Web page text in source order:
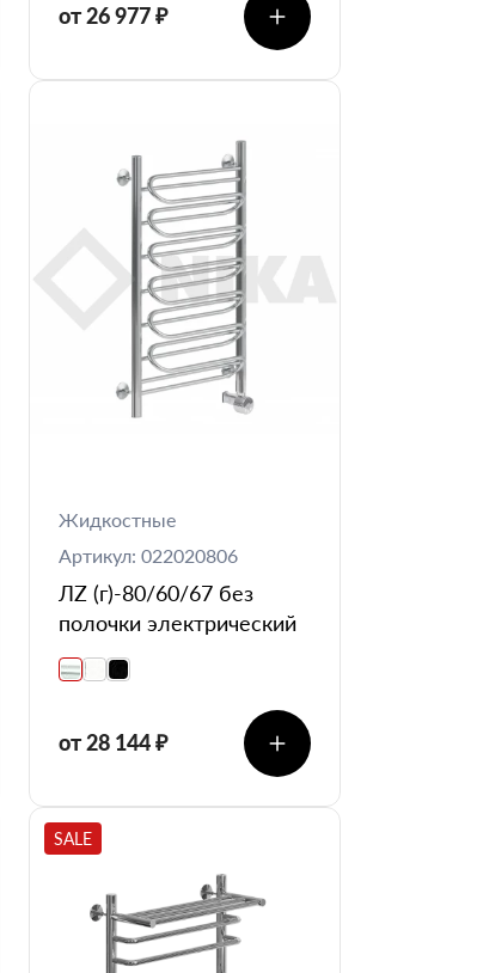
от 26 977 ₽
Жидкостные
Артикул: 022020806
ЛZ (г)-80/60/67 без
полочки электрический
от 28 144 ₽
SALE